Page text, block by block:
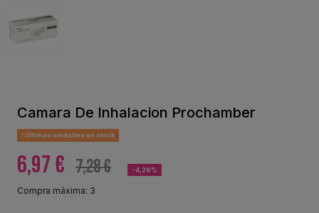
Camara De Inhalacion Prochamber
Últimas unidades en stock
6,97 € 7,28 € -4,26%
Compra máxima: 3